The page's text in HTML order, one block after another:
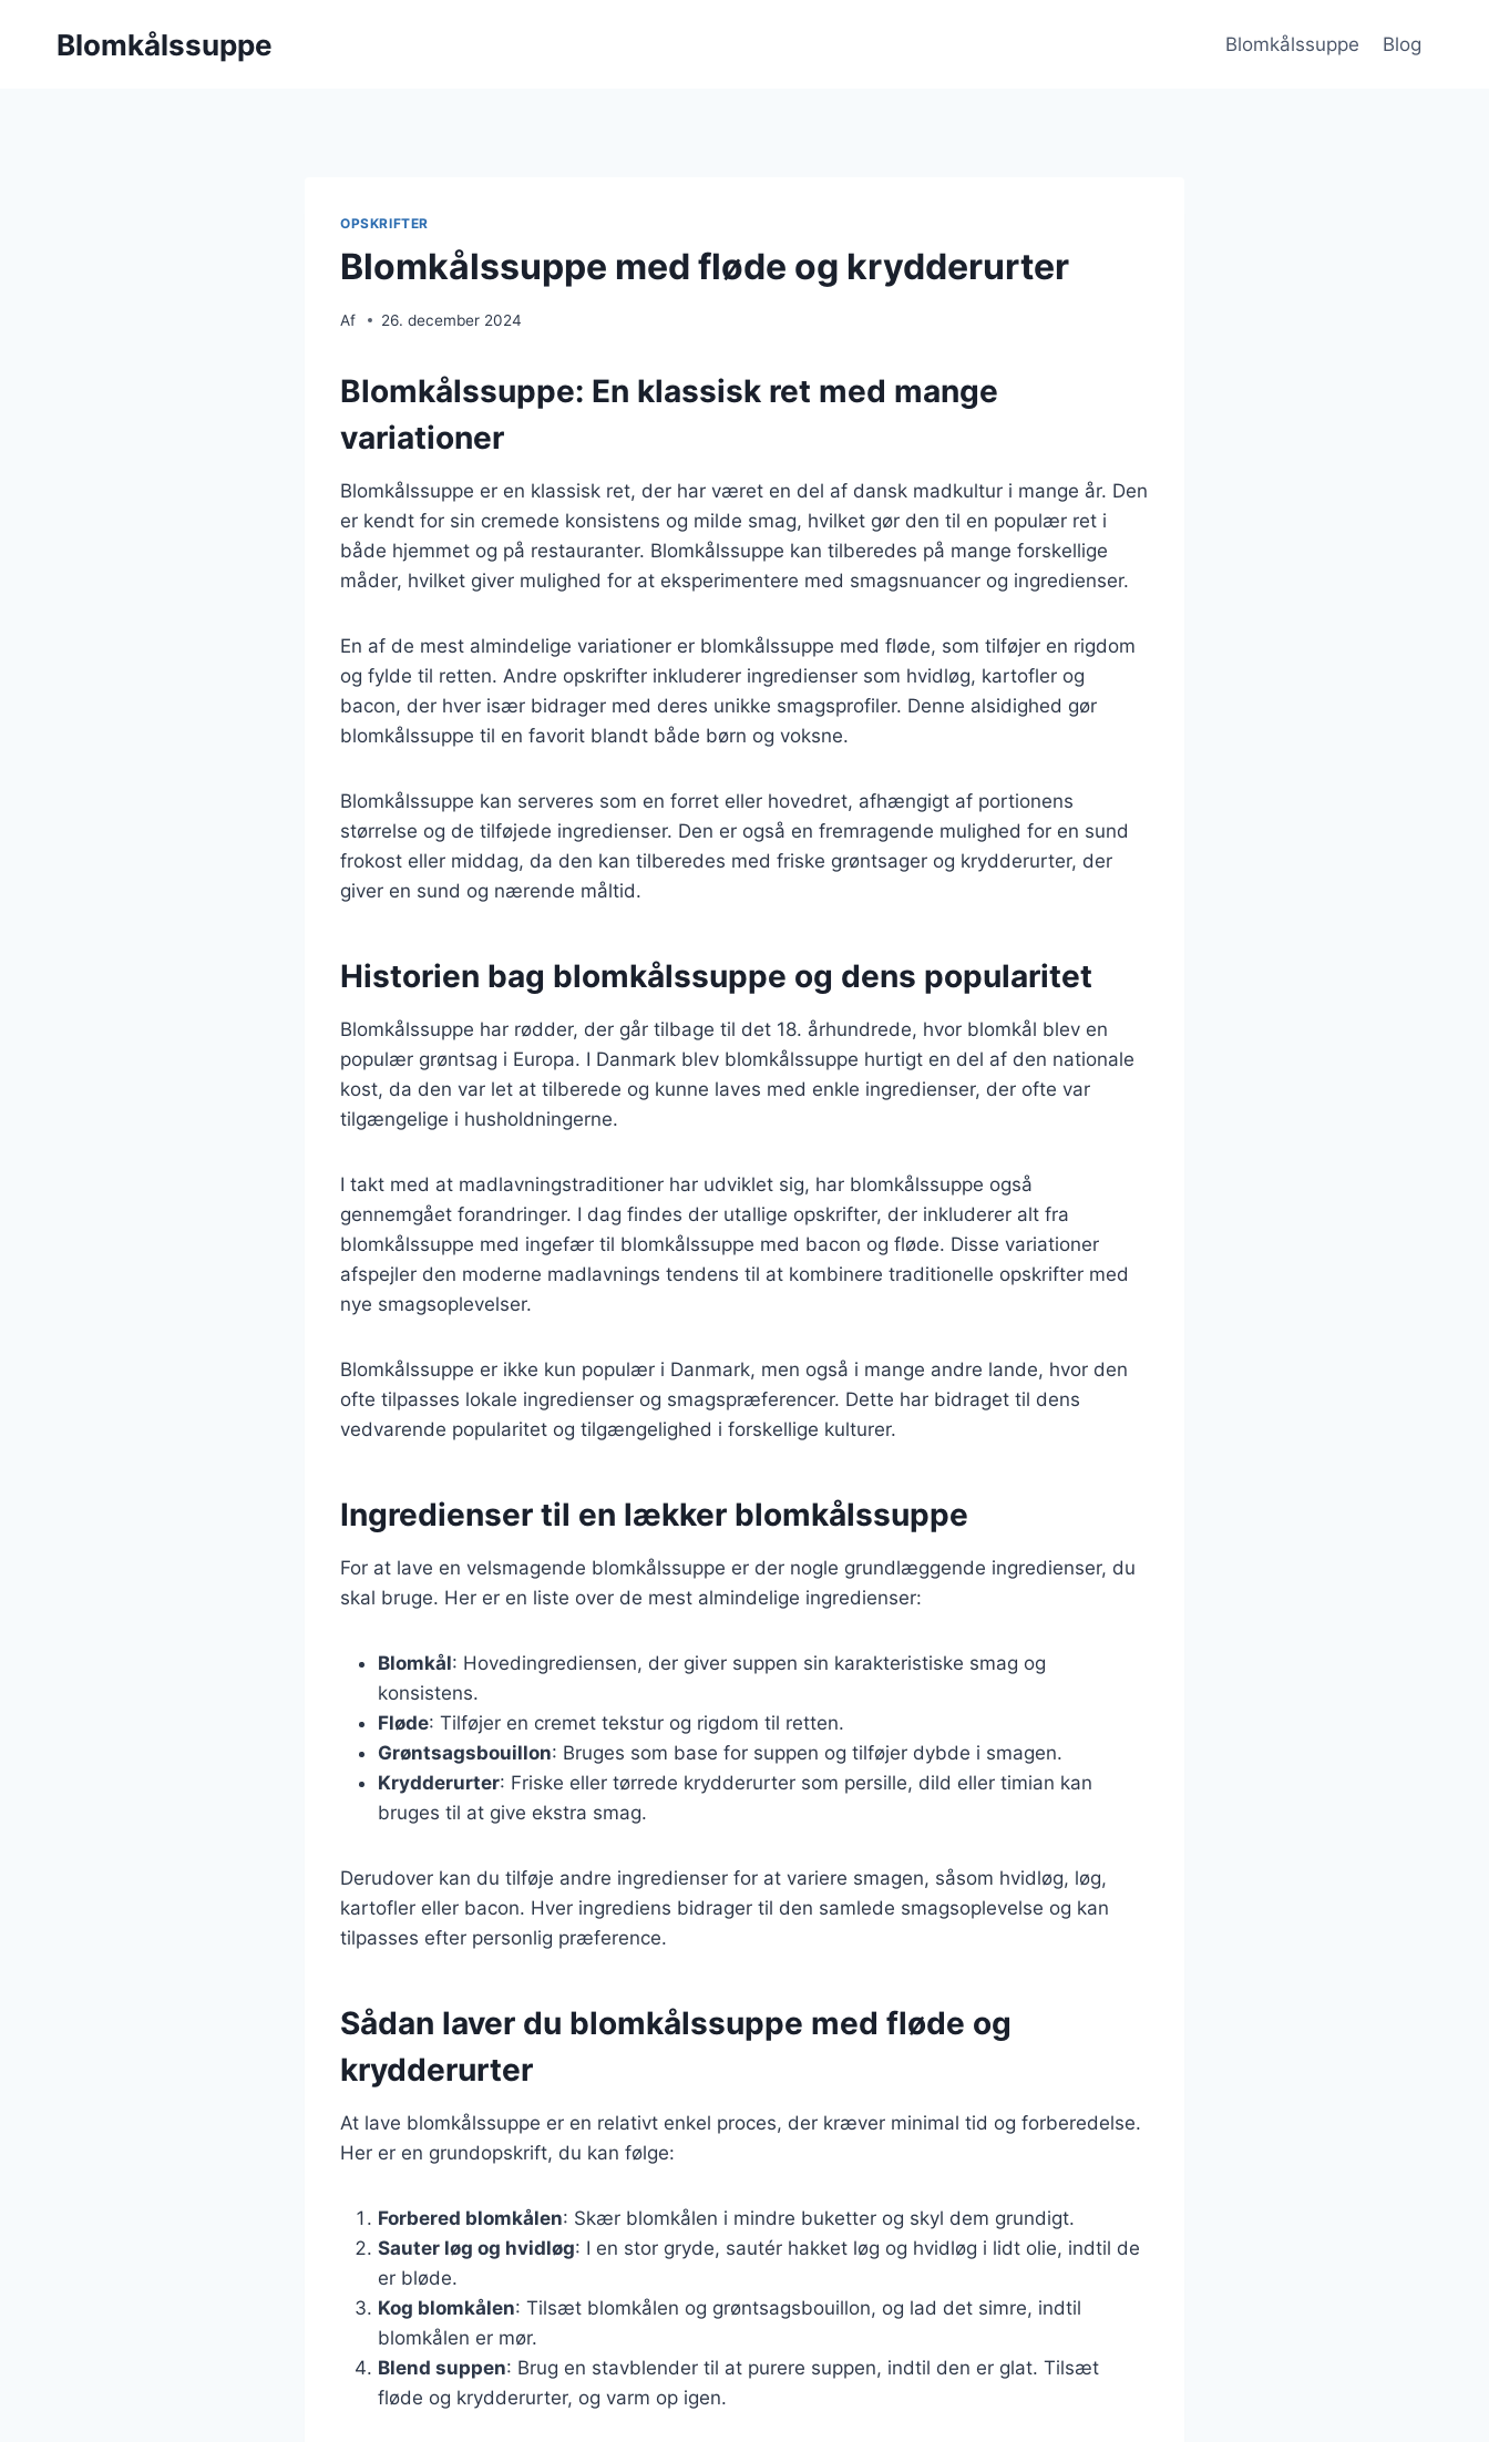
Blomkålssuppe Blomkålssuppe Blog
OPSKRIFTER
Blomkålssuppe med fløde og krydderurter
Af 26. december 2024
Blomkålssuppe: En klassisk ret med mange
variationer
Blomkålssuppe er en klassisk ret, der har været en del af dansk madkultur i mange år. Den
er kendt for sin cremede konsistens og milde smag, hvilket gør den til en populær ret i
både hjemmet og på restauranter. Blomkålssuppe kan tilberedes på mange forskellige
måder, hvilket giver mulighed for at eksperimentere med smagsnuancer og ingredienser.
En af de mest almindelige variationer er blomkålssuppe med fløde, som tilføjer en rigdom
og fylde til retten. Andre opskrifter inkluderer ingredienser som hvidløg, kartofler og
bacon, der hver især bidrager med deres unikke smagsprofiler. Denne alsidighed gør
blomkålssuppe til en favorit blandt både børn og voksne.
Blomkålssuppe kan serveres som en forret eller hovedret, afhængigt af portionens
størrelse og de tilføjede ingredienser. Den er også en fremragende mulighed for en sund
frokost eller middag, da den kan tilberedes med friske grøntsager og krydderurter, der
giver en sund og nærende måltid.
Historien bag blomkålssuppe og dens popularitet
Blomkålssuppe har rødder, der går tilbage til det 18. århundrede, hvor blomkål blev en
populær grøntsag i Europa. I Danmark blev blomkålssuppe hurtigt en del af den nationale
kost, da den var let at tilberede og kunne laves med enkle ingredienser, der ofte var
tilgængelige i husholdningerne.
I takt med at madlavningstraditioner har udviklet sig, har blomkålssuppe også
gennemgået forandringer. I dag findes der utallige opskrifter, der inkluderer alt fra
blomkålssuppe med ingefær til blomkålssuppe med bacon og fløde. Disse variationer
afspejler den moderne madlavnings tendens til at kombinere traditionelle opskrifter med
nye smagsoplevelser.
Blomkålssuppe er ikke kun populær i Danmark, men også i mange andre lande, hvor den
ofte tilpasses lokale ingredienser og smagspræferencer. Dette har bidraget til dens
vedvarende popularitet og tilgængelighed i forskellige kulturer.
Ingredienser til en lækker blomkålssuppe
For at lave en velsmagende blomkålssuppe er der nogle grundlæggende ingredienser, du
skal bruge. Her er en liste over de mest almindelige ingredienser:
Blomkål: Hovedingrediensen, der giver suppen sin karakteristiske smag og
konsistens.
Fløde: Tilføjer en cremet tekstur og rigdom til retten.
Grøntsagsbouillon: Bruges som base for suppen og tilføjer dybde i smagen.
Krydderurter: Friske eller tørrede krydderurter som persille, dild eller timian kan
bruges til at give ekstra smag.
Derudover kan du tilføje andre ingredienser for at variere smagen, såsom hvidløg, løg,
kartofler eller bacon. Hver ingrediens bidrager til den samlede smagsoplevelse og kan
tilpasses efter personlig præference.
Sådan laver du blomkålssuppe med fløde og
krydderurter
At lave blomkålssuppe er en relativt enkel proces, der kræver minimal tid og forberedelse.
Her er en grundopskrift, du kan følge:
Forbered blomkålen: Skær blomkålen i mindre buketter og skyl dem grundigt.
Sauter løg og hvidløg: I en stor gryde, sautér hakket løg og hvidløg i lidt olie, indtil de
er bløde.
Kog blomkålen: Tilsæt blomkålen og grøntsagsbouillon, og lad det simre, indtil
blomkålen er mør.
Blend suppen: Brug en stavblender til at purere suppen, indtil den er glat. Tilsæt
fløde og krydderurter, og varm op igen.